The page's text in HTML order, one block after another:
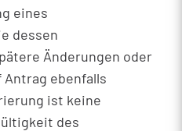
eines
dessen
Änderungen oder
ebenfalls
ist keine
des